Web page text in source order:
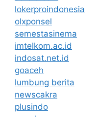
lokerproindonesia
olxponsel
semestasinema
imtelkom.ac.id
indosat.net.id
goaceh
lumbung berita
newscakra
plusindo